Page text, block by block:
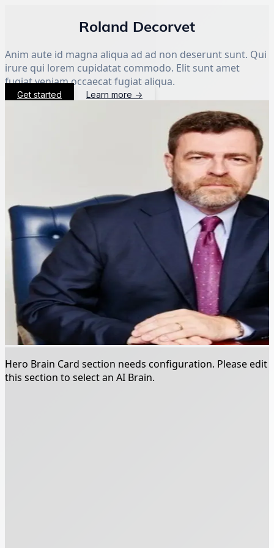
Roland Decorvet
Anim aute id magna aliqua ad ad non deserunt sunt. Qui
irure qui lorem cupidatat commodo. Elit sunt amet
fugiat veniam occaecat fugiat aliqua.
Get started Learn more →
Hero Brain Card section needs configuration. Please edit
this section to select an AI Brain.